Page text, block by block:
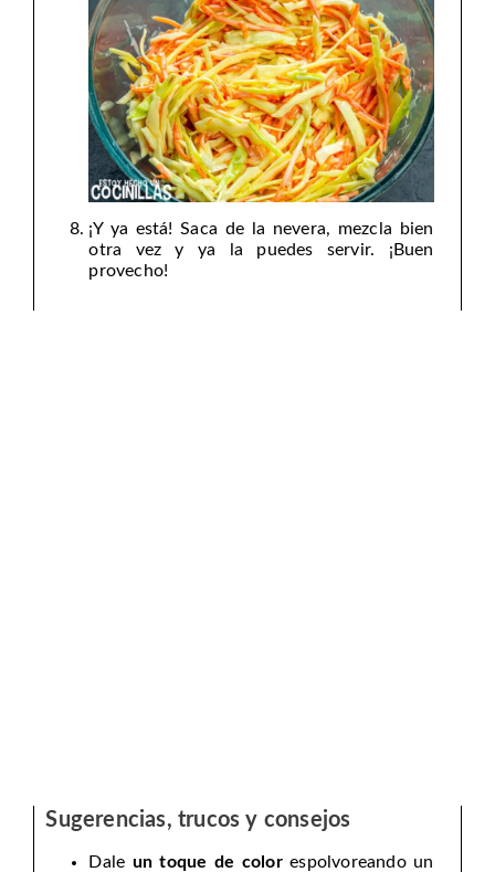
¡Y ya está! Saca de la nevera, mezcla bien
otra vez y ya la puedes servir. ¡Buen
provecho!
Sugerencias, trucos y consejos
Dale un toque de colorespolvoreando un